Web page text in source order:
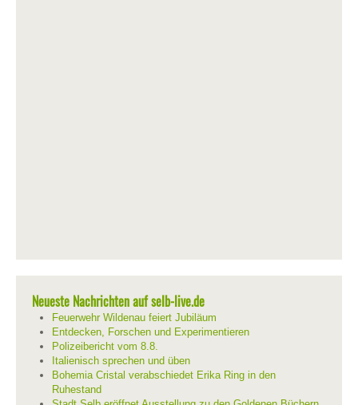
Neueste Nachrichten auf selb-live.de
Feuerwehr Wildenau feiert Jubiläum
Entdecken, Forschen und Experimentieren
Polizeibericht vom 8.8.
Italienisch sprechen und üben
Bohemia Cristal verabschiedet Erika Ring in den
Ruhestand